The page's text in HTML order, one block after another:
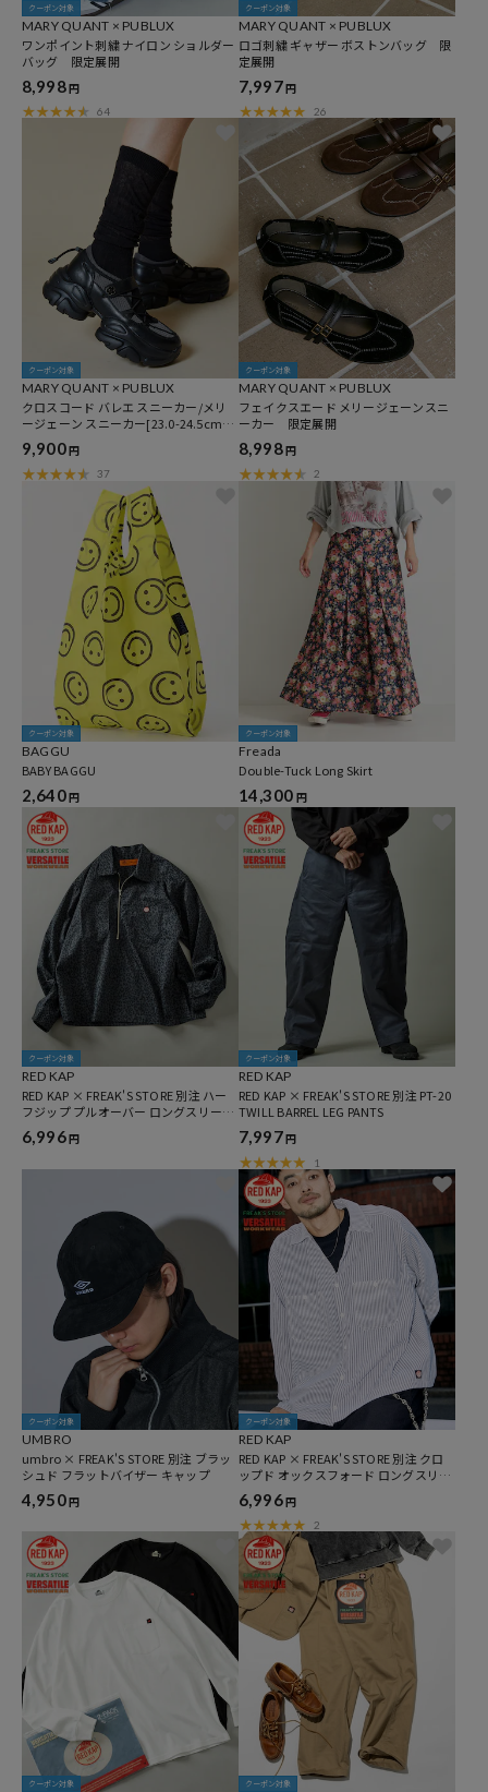
クーポン対象
MARY QUANT × PUBLUX
ワンポイント刺繍 ナイロン ショルダー
バッグ 限定展開
8,998円
64
クーポン対象
MARY QUANT × PUBLUX
ロゴ刺繍 ギャザー ボストンバッグ 限
定展開
7,997円
26
クーポン対象
MARY QUANT × PUBLUX
クロスコード バレエ スニーカー/メリ
ージェーン スニーカー[23.0-24.5cm]
限定展開
9,900円
37
クーポン対象
MARY QUANT × PUBLUX
フェイクスエード メリージェーンスニ
ーカー 限定展開
8,998円
2
クーポン対象
BAGGU
BABY BAGGU
2,640円
クーポン対象
Freada
Double-Tuck Long Skirt
14,300 円
クーポン対象
RED KAP
RED KAP × FREAK'S STORE 別注 ハー
フジップ プルオーバー ロングスリーブ
シャツ
6,996 円
クーポン対象
RED KAP
RED KAP × FREAK'S STORE 別注 PT-20
TWILL BARREL LEG PANTS
7,997 円
1
クーポン対象
UMBRO
umbro × FREAK'S STORE 別注 ブラッ
シュド フラットバイザー キャップ
4,950円
クーポン対象
RED KAP
RED KAP × FREAK'S STORE 別注 クロ
ップド オックスフォード ロングスリー
ブ ワークシャツ
6,996円
2
クーポン対象 クーポン対象